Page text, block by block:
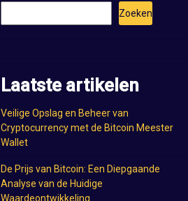
Zoeken
Laatste artikelen
Veilige Opslag en Beheer van
Cryptocurrency met de Bitcoin Meester
Wallet
De Prijs van Bitcoin: Een Diepgaande
Analyse van de Huidige
Waardeontwikkeling